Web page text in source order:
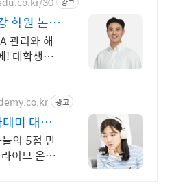
학원 논문
관리와 해
! 대학생이
광고
미 대치
진
의 5점 만
이브 온라